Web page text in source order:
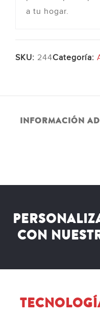
a tu hogar.
SKU: 244Categoría:
INFORMACIÓN
CON